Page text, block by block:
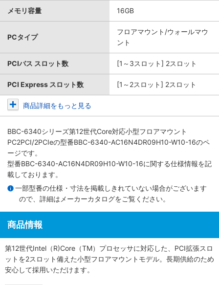
メモリ容量 16GB
PCタイプ
フロアマウント/ウォールマウ
ント
PCIバス スロット数 [1～3スロット] 2スロット
PCI Express スロット数 [1～2スロット] 2スロット
商品詳細をもっと見る
BBC-6340シリーズ第12世代Core対応小型フロアマウント
PC2PCI/2PCIeの型番BBC-6340-AC16N4DR09H10-W10-16のペ
ージです。
型番BBC-6340-AC16N4DR09H10-W10-16に関する仕様情報を記
載しております。
一部型番の仕様・寸法を掲載しきれていない場合がございます
ので、詳細は メーカーカタログをご覧ください。
商品情報
第12世代Intel（R)Core（TM）プロセッサに対応した、PCI拡張スロ
ットを2スロット備えた小型フロアマウントモデル。長期供給のため
安心して採用いただけます。